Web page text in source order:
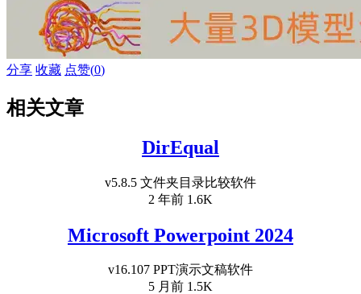
分享 收藏 点赞(0)
相关文章
DirEqual
v5.8.5 文件夹目录比较软件
2 年前 1.6K
Microsoft Powerpoint 2024
v16.107 PPT演示文稿软件
5 月前 1.5K